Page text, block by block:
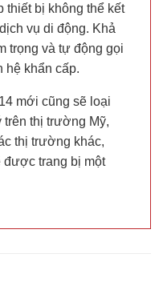
thiết bị không thể kết
vụ di động. Khả
trọng và tự động gọi
hệ khẩn cấp.
mới cũng sẽ loại
trên thị trường Mỹ,
thị trường khác,
được trang bị một